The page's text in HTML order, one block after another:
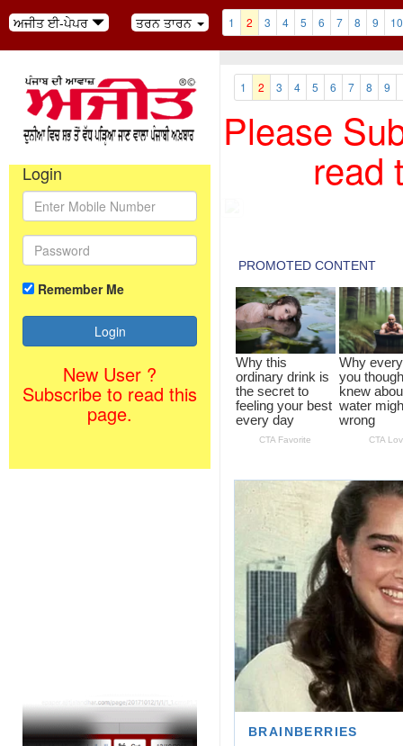
ਅਜੀਤ ਈ-ਪੇਪਰ ਤਰਨ ਤਾਰਨ 1 2 3 4 5 6 7 8 9 10
Login
Remember Me
New User ?
Subscribe to read this
page.
1 2 3 4 5 6 7 8 9
Please
read